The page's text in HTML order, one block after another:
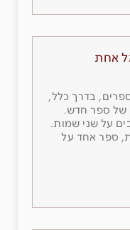
אחת
בדרך כלל,
של ספר חדש.
על שני שמות.
ספר אחד על